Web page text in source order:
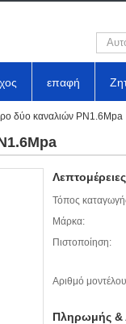
επαφή
δύο καναλιών PN1.6Mpa
Τόπος
Μάρκα:
Πιστοποίηση:
Αριθμό
Πληρωμής &